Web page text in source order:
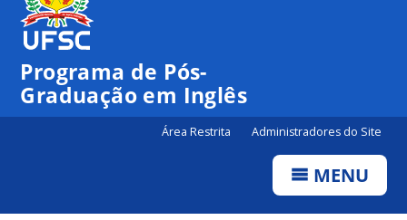
Programa de Pós-
Graduação em Inglês
Área Restrita Administradores do Site
MENU